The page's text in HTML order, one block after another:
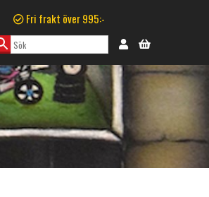
Fri frakt över 995:-